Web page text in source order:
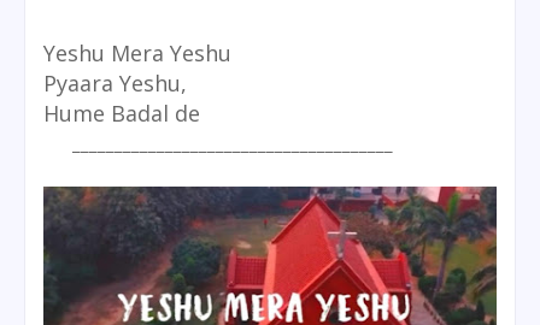
Yeshu Mera Yeshu
Pyaara Yeshu,
Hume Badal de